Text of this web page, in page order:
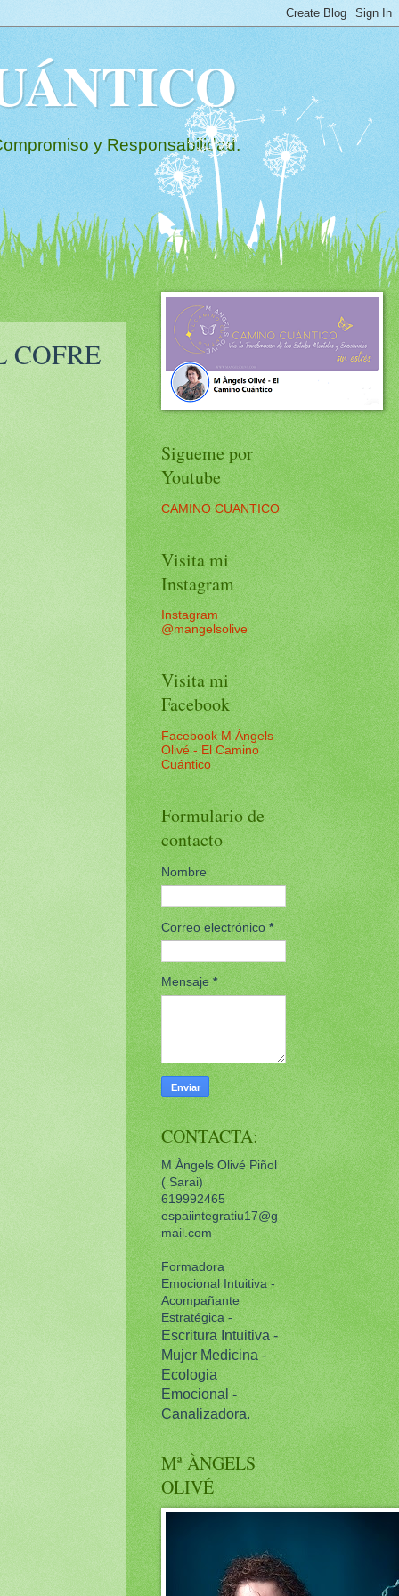
y Responsabilidad.
COFRE
Sigueme por
Youtube
CAMINO CUANTICO
Visita mi
Instagram
Instagram
@mangelsolive
Visita mi
Facebook
Facebook M Ángels
Olivé - El Camino
Cuántico
Formulario de
contacto
Nombre
Correo electrónico*
Mensaje*
CONTACTA:
M Àngels Olivé Piñol
( Sarai)
619992465
espaiintegratiu17@g
mail.com
Formadora
Emocional Intuitiva -
Acompañante
Estratégica -
Escritura Intuitiva -
Mujer Medicina -
Ecologia
Emocional -
Canalizadora.
Mª ÀNGELS
OLIVÉ